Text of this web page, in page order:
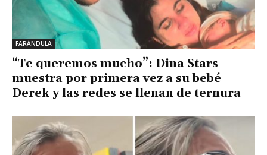
FARÁNDULA
“Te queremos mucho”: Dina Stars
muestra por primera vez a su bebé
Derek y las redes se llenan de ternura